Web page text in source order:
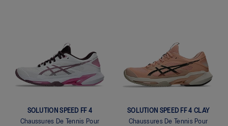
SOLUTION SPEED FF 4
Chaussures De Tennis Pour
SOLUTION SPEED FF 4 CLAY
Chaussures De Tennis Pour